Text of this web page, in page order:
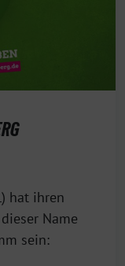
hat ihren
Name
sein: